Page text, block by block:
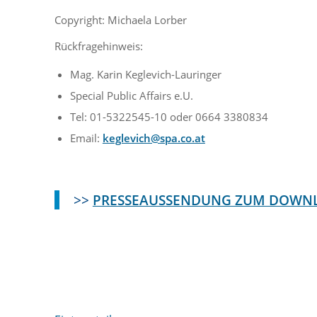
Copyright: Michaela Lorber
Rückfragehinweis:
Mag. Karin Keglevich-Lauringer
Special Public Affairs e.U.
Tel: 01-5322545-10 oder 0664 3380834
Email: keglevich@spa.co.at
>> PRESSEAUSSENDUNG ZUM